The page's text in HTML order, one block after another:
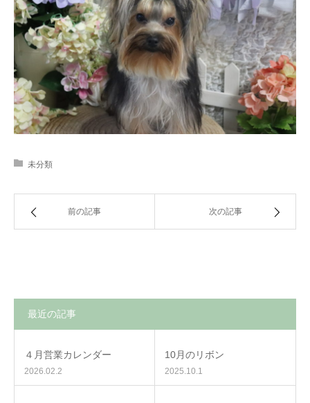
未分類
前の記事 次の記事
最近の記事
４月営業カレンダー
2026.02.2
10月のリボン
2025.10.1
SNS/リンク